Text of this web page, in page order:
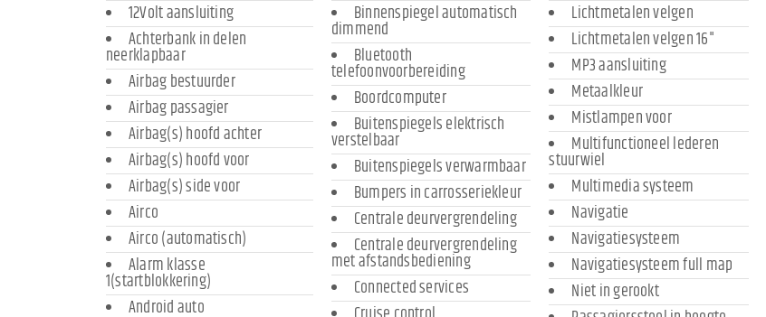
12Volt aansluiting
Achterbank in delen
neerklapbaar
Airbag bestuurder
Airbag passagier
Airbag(s) hoofd achter
Airbag(s) hoofd voor
Airbag(s) side voor
Airco
Airco (automatisch)
Alarm klasse
1(startblokkering)
Android auto
Binnenspiegel automatisch
dimmend
Bluetooth
telefoonvoorbereiding
Boordcomputer
Buitenspiegels elektrisch
verstelbaar
Buitenspiegels verwarmbaar
Bumpers in carrosseriekleur
Centrale deurvergrendeling
Centrale deurvergrendeling
met afstandsbediening
Connected services
Lichtmetalen velgen
Lichtmetalen velgen 16"
MP3 aansluiting
Metaalkleur
Mistlampen voor
Multifunctioneel lederen
stuurwiel
Multimedia systeem
Navigatie
Navigatiesysteem
Navigatiesysteem full map
Niet in gerookt